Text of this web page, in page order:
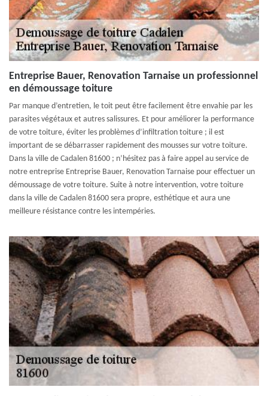
Entreprise Bauer, Renovation Tarnaise un professionnel
en démoussage toiture
Par manque d’entretien, le toit peut être facilement être envahie par les
parasites végétaux et autres salissures. Et pour améliorer la performance
de votre toiture, éviter les problèmes d’infiltration toiture ; il est
important de se débarrasser rapidement des mousses sur votre toiture.
Dans la ville de Cadalen 81600 ; n’hésitez pas à faire appel au service de
notre entreprise Entreprise Bauer, Renovation Tarnaise pour effectuer un
démoussage de votre toiture. Suite à notre intervention, votre toiture
dans la ville de Cadalen 81600 sera propre, esthétique et aura une
meilleure résistance contre les intempéries.